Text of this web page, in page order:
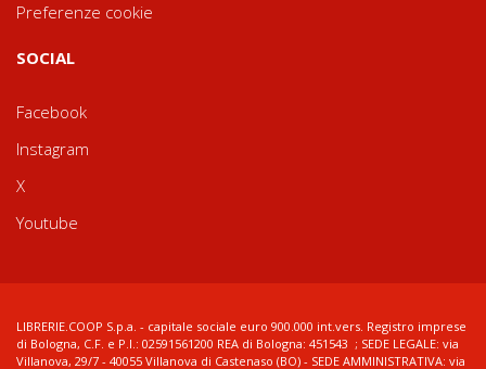
Preferenze cookie
SOCIAL
Facebook
Instagram
X
Youtube
LIBRERIE.COOP S.p.a. - capitale sociale euro 900.000 int.vers. Registro imprese
di Bologna, C.F. e P.I.: 02591561200 REA di Bologna: 451543 ; SEDE LEGALE: via
Villanova, 29/7 - 40055 Villanova di Castenaso (BO) - SEDE AMMINISTRATIVA: via